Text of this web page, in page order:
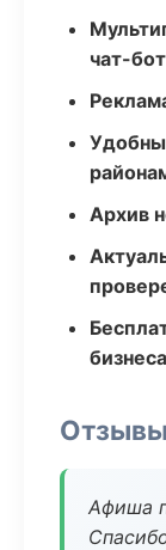
чат-бот
Архив
бизнеса
Афиша